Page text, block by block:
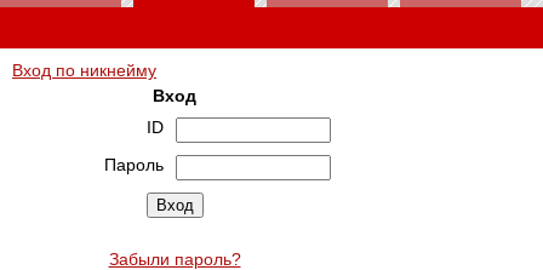
Вход по никнейму
Вход
ID
Пароль
Забыли пароль?